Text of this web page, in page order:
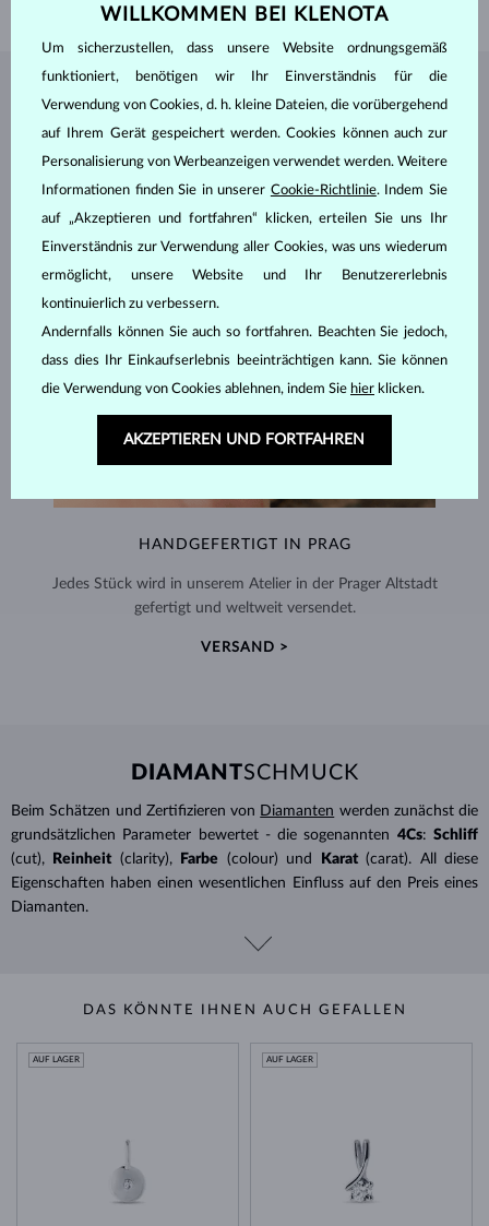
SCHMUCK AUS DEMKLENOTA ATELIER
HANDGEFERTIGT IN PRAG
Jedes Stück wird in unserem Atelier in der Prager Altstadt
gefertigt und weltweit versendet.
VERSAND >
DIAMANTSCHMUCK
Beim Schätzen und Zertifizieren von Diamanten werden zunächst die
grundsätzlichen Parameter bewertet - die sogenannten 4Cs: Schliff
(cut),
Reinheit (clarity), Farbe (colour) und Karat (carat). All diese
Eigenschaften haben einen wesentlichen Einfluss auf den Preis eines
Diamanten.
DAS KÖNNTE IHNEN AUCH GEFALLEN
AUF LAGER AUF LAGER
WILLKOMMEN BEI KLENOTA
Um sicherzustellen, dass unsere Website ordnungsgemäß
funktioniert, benötigen wir Ihr Einverständnis für die
Verwendung von Cookies, d. h. kleine Dateien, die vorübergehend
auf Ihrem Gerät gespeichert werden. Cookies können auch zur
Personalisierung von Werbeanzeigen verwendet werden. Weitere
Informationen finden Sie in unserer Cookie-Richtlinie. Indem Sie
auf „Akzeptieren und fortfahren“ klicken, erteilen Sie uns Ihr
Einverständnis zur Verwendung aller Cookies, was uns wiederum
ermöglicht, unsere Website und Ihr Benutzererlebnis
kontinuierlich zu verbessern.
Andernfalls können Sie auch so fortfahren. Beachten Sie jedoch,
dass dies Ihr Einkaufserlebnis beeinträchtigen kann. Sie können
die Verwendung von Cookies ablehnen, indem Sie hier klicken.
AKZEPTIEREN UND FORTFAHREN